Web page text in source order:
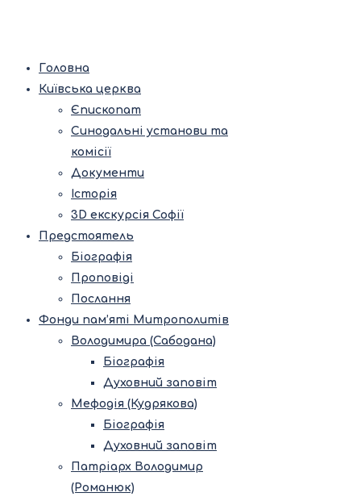
Головна
Київська церква
Єпископат
Синодальні установи та
комісії
Документи
Історія
3D екскурсія Софії
Предстоятель
Біографія
Проповіді
Послання
Фонди пам’яті Митрополитів
Володимира (Сабодана)
Біографія
Духовний заповіт
Мефодія (Кудрякова)
Біографія
Духовний заповіт
Патріарх Володимир
(Романюк)